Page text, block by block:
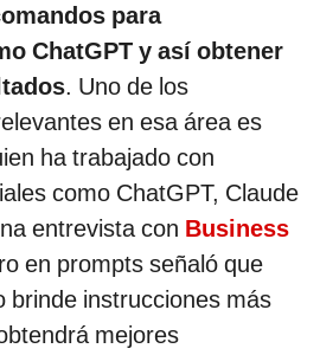
para
ChatGPT y así obtener
. Uno de los
en esa área es
ha trabajado con
como ChatGPT, Claude
entrevista con Business
en prompts señaló que
brinde instrucciones más
mejores